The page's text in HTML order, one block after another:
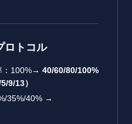
ロトコル
：100%→ 40/60/80/100%
9/13）
35%/40% →